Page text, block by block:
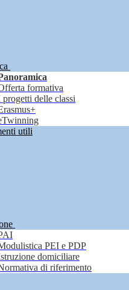
formativa
progetti delle classi
utili
PEI e PDP
domiciliare
di riferimento